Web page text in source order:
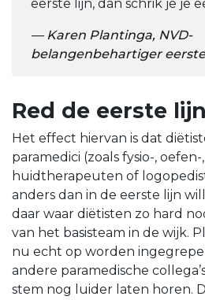
eerste lijn, dan schrik je je
Karen Plantinga, NVD-
belangenbehartiger
Red de eerste
Het effect hiervan is dat
paramedici (zoals fysio-, oefen-
huidtherapeuten of
anders dan in de eerste lijn
daar waar diëtisten zo hard
van het basisteam in de wijk.
nu echt op worden
andere paramedische
stem nog luider laten horen.